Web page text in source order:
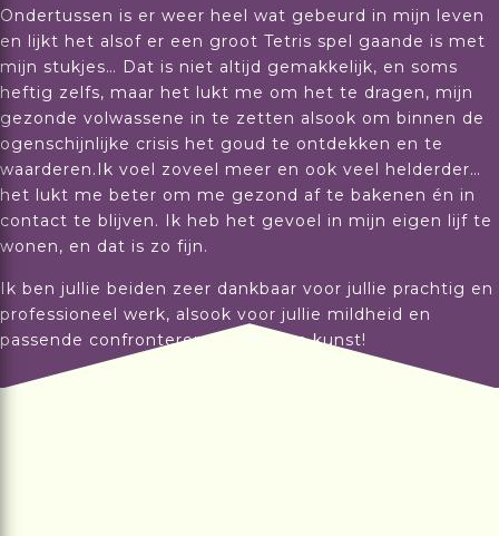
Ondertussen is er weer heel wat gebeurd in mijn leven
en lijkt het alsof er een groot Tetris spel gaande is met
mijn stukjes… Dat is niet altijd gemakkelijk, en soms
heftig zelfs, maar het lukt me om het te dragen, mijn
gezonde volwassene in te zetten alsook om binnen de
ogenschijnlijke crisis het goud te ontdekken en te
waarderen.Ik voel zoveel meer en ook veel helderder…
het lukt me beter om me gezond af te bakenen én in
contact te blijven. Ik heb het gevoel in mijn eigen lijf te
wonen, en dat is zo fijn.
Ik ben jullie beiden zeer dankbaar voor jullie prachtig en
professioneel werk, alsook voor jullie mildheid en
passende confronterende stijl. Een kunst!